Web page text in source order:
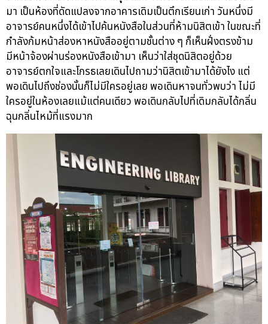
มา เป็นห้องที่ดัดแปลงจากอาคารเดิมเป็นตึกเรียนเก่า วันหนึ่งมี
อาจารย์คนหนึ่งได้เข้าไปค้นหนังสือในส่วนที่ห้ามนิสิตเข้า ในขณะที่
กำลังก้มหน้าส่องหาหนังสืออยู่ตามชั้นต่าง ๆ ก็เห็นฝั่งตรงข้าม
มีหน้าจ้องผ่านร่องหนังสือเข้ามา เห็นว่าใส่ชุดนิสิตอยู่ด้วย
อาจารย์ตกใจและโกรธเลยเดินไปถามว่านิสิตเข้ามาได้ยังไง แต่
พอเดินไปถึงช่องนั้นก็ไม่มีใครอยู่เลย พอเดินหาจนทั่วพบว่า ไม่มี
ใครอยู่ในห้องเลยแม้แต่คนเดียว พอเดินกลับไปที่เดิมกลับได้กลิ่น
ฉุนกลิ่นไหม้ที่แรงมาก